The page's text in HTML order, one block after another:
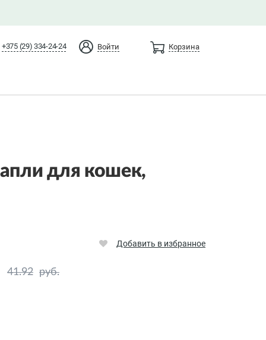
+375 (29) 334-24-24 Войти Корзина
для кошек,
Добавить в избранное
41.92 руб.